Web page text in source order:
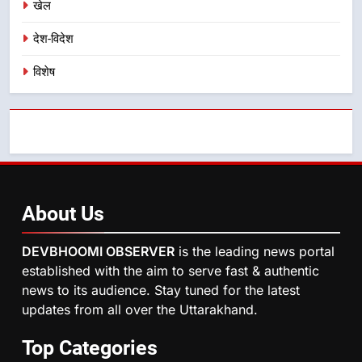
खेल
देश-विदेश
विशेष
About Us
DEVBHOOMI OBSERVER is the leading news portal
established with the aim to serve fast & authentic
news to its audience. Stay tuned for the latest
updates from all over the Uttarakhand.
Top Categories